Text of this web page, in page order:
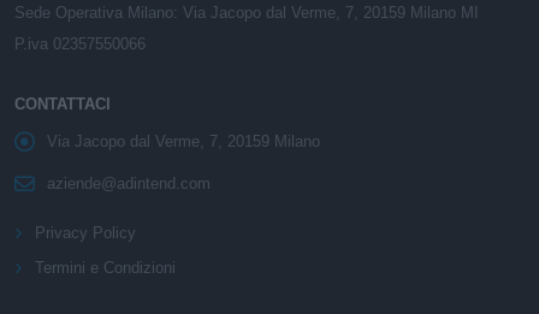
Sede Operativa Milano: Via Jacopo dal Verme, 7, 20159 Milano MI
P.iva 02357550066
CONTATTACI
Via Jacopo dal Verme, 7, 20159 Milano
aziende@adintend.com
Privacy Policy
Termini e Condizioni